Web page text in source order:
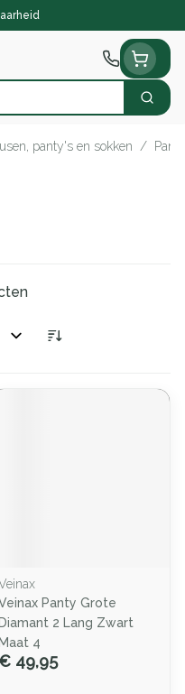
Zoek
panty's en sokken /
Panty Grote
Diamant 2 Lang Zwart
Maat 4
49,95